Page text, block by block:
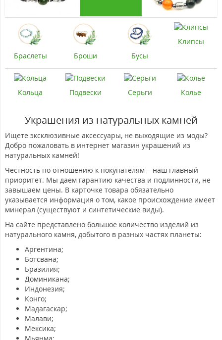
Браслеты Броши Бусы
Клипсы
Кольца Подвески Серьги Колье
Украшения из натуральных камней
Ищете эксклюзивные аксессуары, не выходящие из моды?
Добро пожаловать в интернет магазин украшений из
натуральных камней!
Честность по отношению к покупателям – наш главный
приоритет. Мы даем гарантию качества и подлинности, не
завышаем цены. В карточке товара обязательно
указывается информация о том, какое происхождение имеет
минерал (существуют и синтетические виды).
На сайте представлено большое количество изделий из
натурального камня, добытого в разных частях планеты:
Аргентина;
Ботсвана;
Бразилия;
Доминикана;
Индонезия;
Конго;
Мадагаскар;
Малави;
Мексика;